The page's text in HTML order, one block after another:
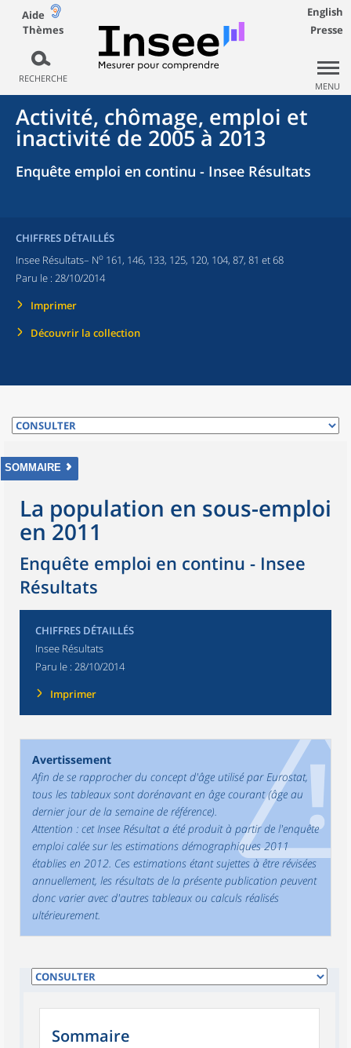
Aide
Thèmes
RECHERCHE
English
Presse
MENU
Activité, chômage, emploi et
inactivité de 2005 à 2013
Enquête emploi en continu - Insee Résultats
CHIFFRES DÉTAILLÉS
Insee Résultats– No 161, 146, 133, 125, 120, 104, 87, 81 et 68
Paru le : 28/10/2014
Imprimer
Découvrir la collection
SOMMAIRE
La population en sous-emploi
en 2011
Enquête emploi en continu - Insee
Résultats
CHIFFRES DÉTAILLÉS
Insee Résultats
Paru le : 28/10/2014
Imprimer
Avertissement
Afin de se rapprocher du concept d'âge utilisé par Eurostat,
tous les tableaux sont dorénavant en âge courant (âge au
dernier jour de la semaine de référence).
Attention : cet Insee Résultat a été produit à partir de l'enquête
emploi calée sur les estimations démographiques 2011
établies en 2012. Ces estimations étant sujettes à être révisées
annuellement, les résultats de la présente publication peuvent
donc varier avec d'autres tableaux ou calculs réalisés
ultérieurement.
Sommaire